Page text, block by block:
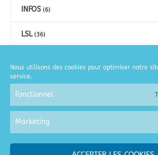
Nous utilisons des cookies pour optimiser notre
service.
Fonctionnel
Marketing
INFOS (6)
LSL(36)
COURSE A PIED(2)
GOLF
MOTO(2)